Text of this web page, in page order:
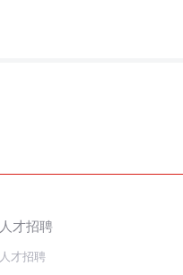
人才招聘
人才招聘